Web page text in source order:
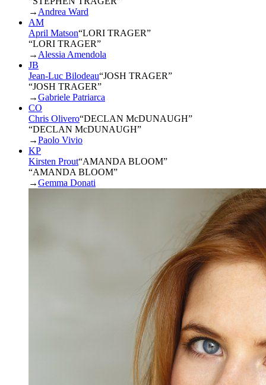
→ Andrea Ward
AM
April Matson“LORI TRAGER”
“LORI TRAGER”
→ Alessia Amendola
JB
Jean-Luc Bilodeau“JOSH TRAGER”
“JOSH TRAGER”
→Gabriele Patriarca
CO
Chris Olivero“DECLAN McDUNAUGH”
“DECLAN McDUNAUGH”
→Paolo Vivio
KP
Kirsten Prout“AMANDA BLOOM”
“AMANDA BLOOM”
→Gemma Donati